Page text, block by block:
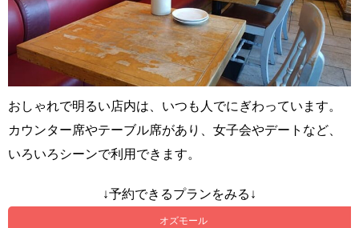
おしゃれで明るい店内は、いつも人でにぎわっています。
カウンター席やテーブル席があり、女子会やデートなど、
いろいろシーンで利用できます。
↓予約できるプランをみる↓
オズモール